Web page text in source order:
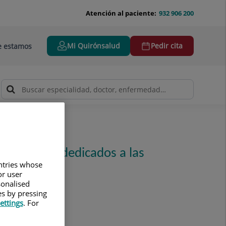
932 906 200
Atención al paciente:
estamos Mi Quirónsalud Pedir cita
dedicados a las
whose
user
by pressing
. For